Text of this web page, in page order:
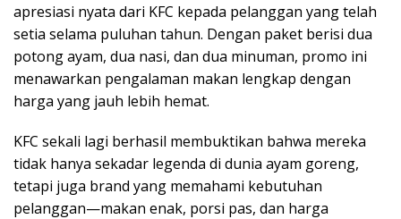
apresiasi nyata dari KFC kepada pelanggan yang telah
setia selama puluhan tahun. Dengan paket berisi dua
potong ayam, dua nasi, dan dua minuman, promo ini
menawarkan pengalaman makan lengkap dengan
harga yang jauh lebih hemat.
KFC sekali lagi berhasil membuktikan bahwa mereka
tidak hanya sekadar legenda di dunia ayam goreng,
tetapi juga brand yang memahami kebutuhan
pelanggan—makan enak, porsi pas, dan harga